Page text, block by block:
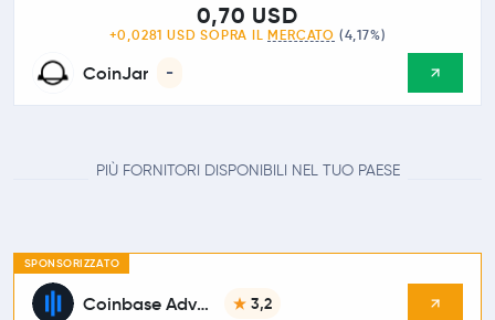
CoinJar -
0,70 USD
+0,0281 USD SOPRA IL MERCATO (4,17%)
PIÙ FORNITORI DISPONIBILI NEL TUO PAESE
SPONSORIZZATO
Coinbase Advanced 3,2